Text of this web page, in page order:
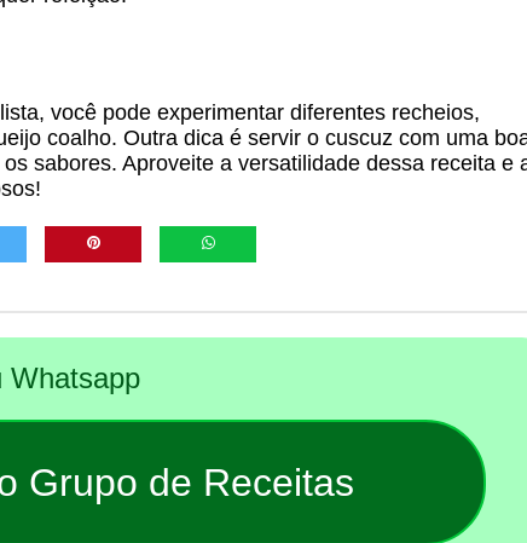
você pode experimentar diferentes recheios,
coalho. Outra dica é servir o cuscuz com uma
sabores. Aproveite a versatilidade dessa receita e
Whatsapp
Grupo de Receitas